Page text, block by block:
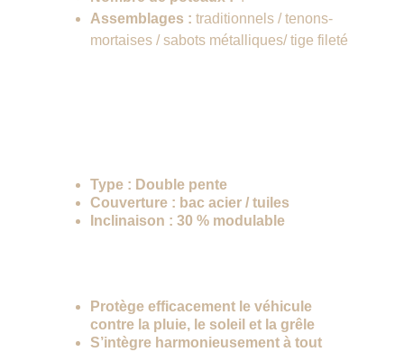
Assemblages : traditionnels / tenons-
mortaises / sabots métalliques/ tige fileté
Type : Double pente
Couverture : bac acier / tuiles
Inclinaison : 30 % modulable
Protège efficacement le véhicule
contre la pluie, le soleil et la grêle
S’intègre harmonieusement à tout